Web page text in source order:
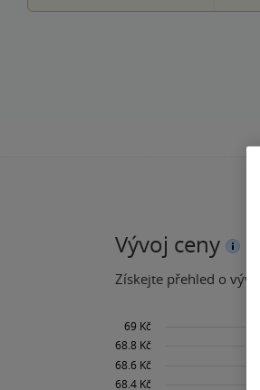
Vývoj ceny
Získejte přehled o